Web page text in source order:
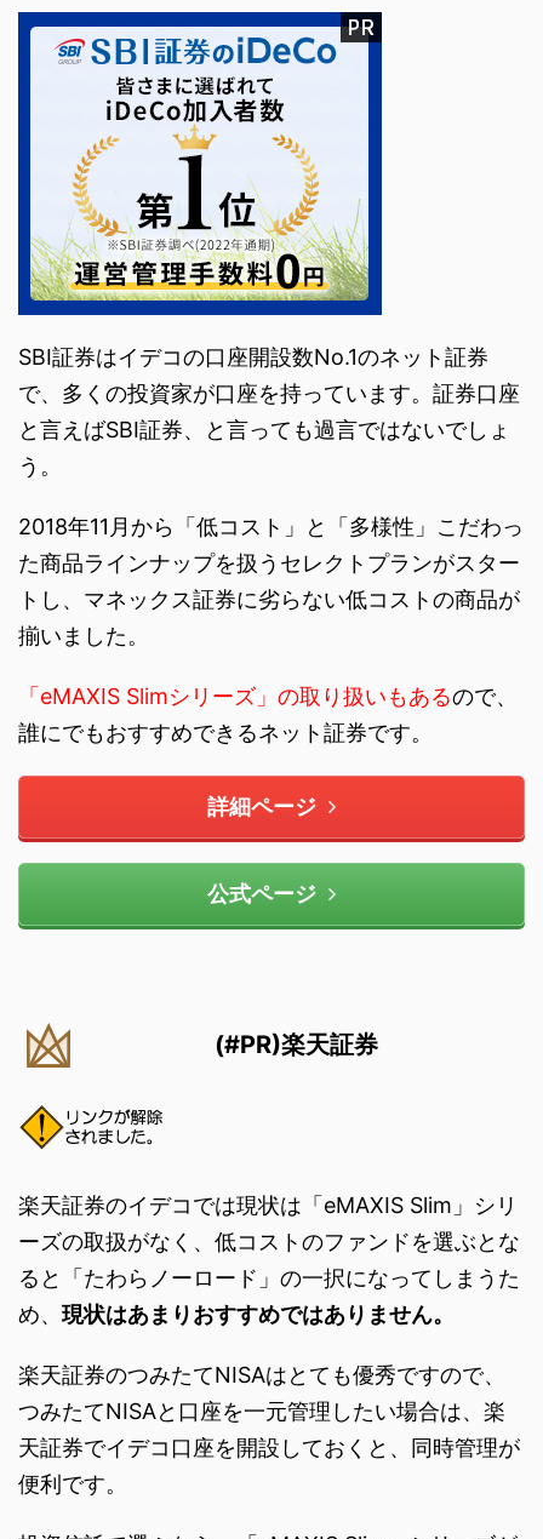
SBI証券はイデコの口座開設数No.1のネット証券
で、多くの投資家が口座を持っています。証券口座
と言えばSBI証券、と言っても過言ではないでしょ
う。
2018年11月から「低コスト」と「多様性」こだわっ
た商品ラインナップを扱うセレクトプランがスター
トし、マネックス証券に劣らない低コストの商品が
揃いました。
「eMAXIS Slimシリーズ」の取り扱いもあるので、
誰にでもおすすめできるネット証券です。
詳細ページ
公式ページ
(#PR)楽天証券
楽天証券のイデコでは現状は「eMAXIS Slim」シリ
ーズの取扱がなく、低コストのファンドを選ぶとな
ると「たわらノーロード」の一択になってしまうた
め、 現状はあまりおすすめではありません。
楽天証券のつみたてNISAはとても優秀ですので、
つみたてNISAと口座を一元管理したい場合は、楽
天証券でイデコ口座を開設しておくと、同時管理が
便利です。